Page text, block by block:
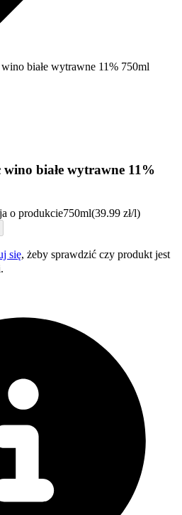
białe wytrawne 11% 750ml
białe wytrawne 11%
o produkcie750ml(39.99 zł/l)
się, żeby sprawdzić czy produkt jest